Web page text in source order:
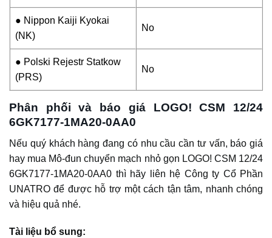
● Nippon Kaiji Kyokai
(NK)
No
● Polski Rejestr Statkow
(PRS)
No
Phân phối và báo giá LOGO! CSM 12/24
6GK7177-1MA20-0AA0
Nếu quý khách hàng đang có nhu cầu cần tư vấn, báo giá
hay mua Mô-đun chuyển mạch nhỏ gọn LOGO! CSM 12/24
6GK7177-1MA20-0AA0 thì hãy liên hệ Công ty Cổ Phần
UNATRO để được hỗ trợ một cách tận tâm, nhanh chóng
và hiệu quả nhé.
Tài liệu bổ sung: